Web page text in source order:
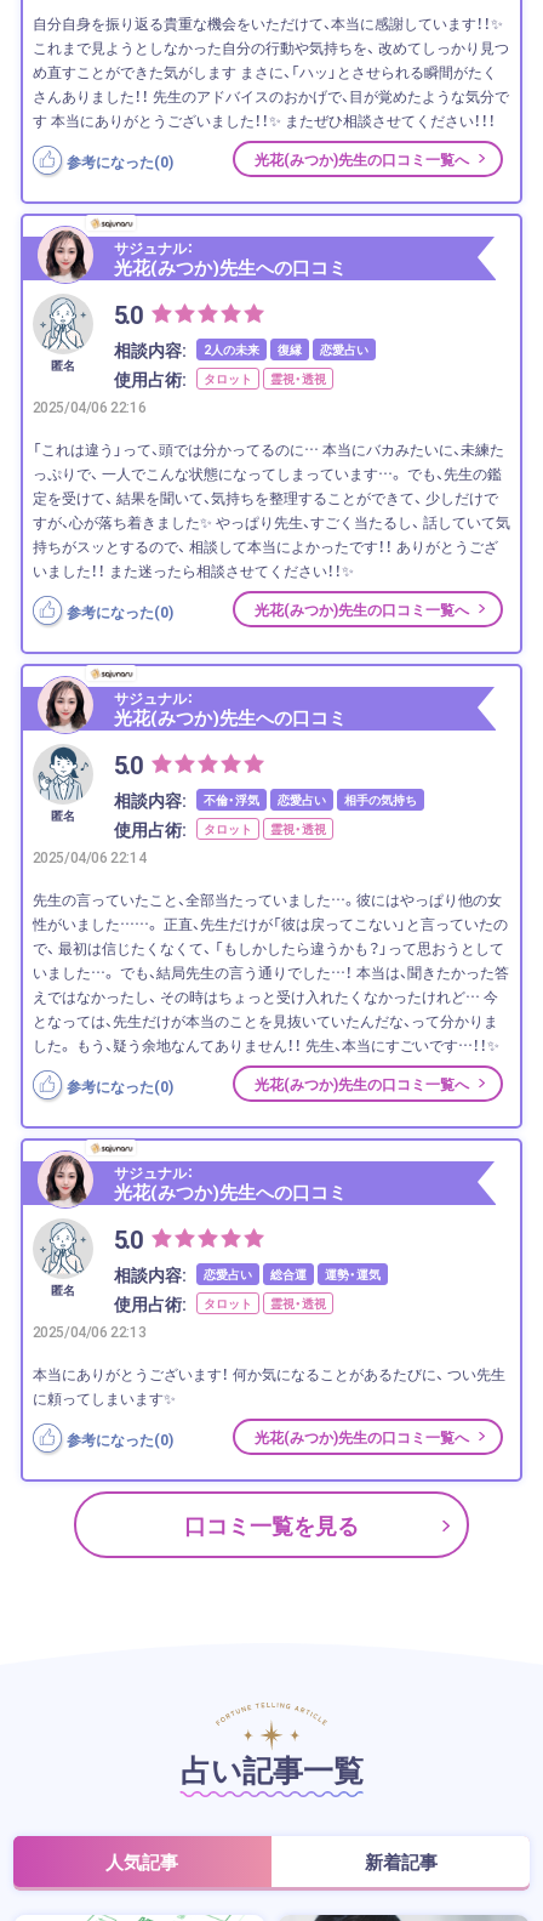
自分自身を振り返る貴重な機会をいただけて、本当に感謝しています！！✨
これまで見ようとしなかった自分の行動や気持ちを、 改めてしっかり見つ
め直すことができた気がします まさに、「ハッ」とさせられる瞬間がたく
さんありました！！ 先生のアドバイスのおかげで、目が覚めたような気分で
す 本当にありがとうございました！！✨ またぜひ相談させてください！！！
参考になった(0) 光花(みつか)先生の口コミ一覧へ
サジュナル：
光花(みつか)先生への口コミ
匿名
5.0
相談内容: 2人の未来 復縁 恋愛占い
使用占術: タロット 霊視・透視
2025/04/06 22:16
「これは違う」って、頭では分かってるのに… 本当にバカみたいに、未練た
っぷりで、 一人でこんな状態になってしまっています…。 でも、先生の鑑
定を受けて、 結果を聞いて、気持ちを整理することができて、 少しだけで
すが、心が落ち着きました✨ やっぱり先生、すごく当たるし、 話していて気
持ちがスッとするので、 相談して本当によかったです！！ ありがとうござ
いました！！ また迷ったら相談させてください！！✨
参考になった(0) 光花(みつか)先生の口コミ一覧へ
サジュナル：
光花(みつか)先生への口コミ
匿名
5.0
相談内容: 不倫・浮気 恋愛占い 相手の気持ち
使用占術: タロット 霊視・透視
2025/04/06 22:14
先生の言っていたこと、全部当たっていました…。彼にはやっぱり他の女
性がいました……。 正直、先生だけが「彼は戻ってこない」と言っていたの
で、 最初は信じたくなくて、 「もしかしたら違うかも？」って思おうとして
いました…。 でも、結局先生の言う通りでした…！ 本当は、聞きたかった答
えではなかったし、 その時はちょっと受け入れたくなかったけれど… 今
となっては、先生だけが本当のことを見抜いていたんだな、って分かりま
した。 もう、疑う余地なんてありません！！ 先生、本当にすごいです…！！✨
参考になった(0) 光花(みつか)先生の口コミ一覧へ
サジュナル：
光花(みつか)先生への口コミ
匿名
5.0
相談内容: 恋愛占い 総合運 運勢・運気
使用占術: タロット 霊視・透視
2025/04/06 22:13
本当にありがとうございます！ 何か気になることがあるたびに、 つい先生
に頼ってしまいます✨
参考になった(0) 光花(みつか)先生の口コミ一覧へ
口コミ一覧を見る
占い記事一覧
人気記事 新着記事